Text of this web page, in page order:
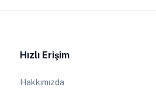
Hızlı Erişim
Hakkımızda